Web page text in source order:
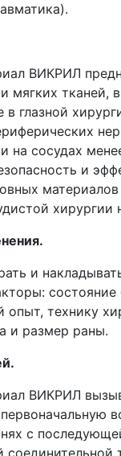
ВИКРИЛ
мягких тканей,
в глазной
на сосудах
и
хирургии
и
состояние
опыт, технику
и размер раны.
ВИКРИЛ
с